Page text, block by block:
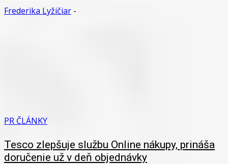
Frederika Lyžičiar -
PR ČLÁNKY
Tesco zlepšuje službu Online nákupy, prináša
doručenie už v deň objednávky